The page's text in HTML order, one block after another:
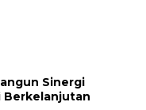
Sinergi
Berkelanjutan